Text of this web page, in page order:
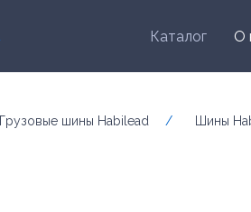
Каталог О
Грузовые шины Habilead / Шины